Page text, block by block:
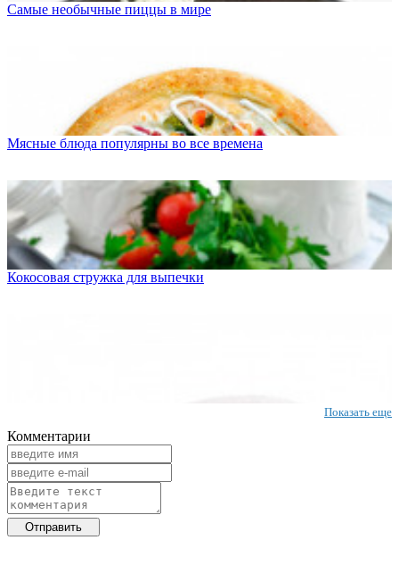
Самые необычные пиццы в мире
Мясные блюда популярны во все времена
Кокосовая стружка для выпечки
Показать еще
Комментарии